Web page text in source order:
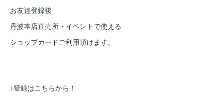
お友達登録後
丹波本店直売所・イベントで使える
ショップカードご利用頂けます。
↓登録はこちらから！